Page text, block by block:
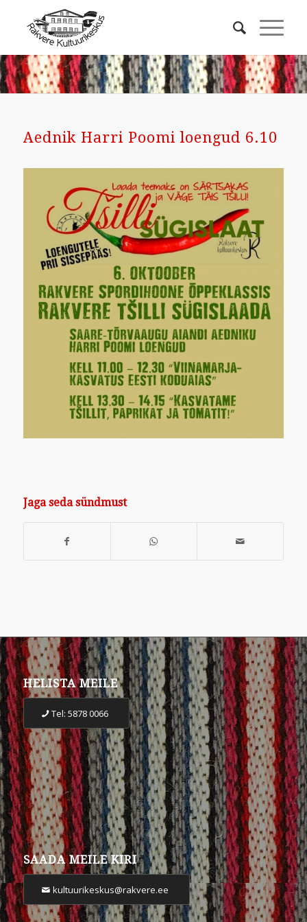
Aednik Harri Poomi loengud 6.10
Jaga seda sündmust
HELISTA MEILE
Tel: 5878 0066
SAADA MEILE KIRI
kultuurikeskus@rakvere.ee